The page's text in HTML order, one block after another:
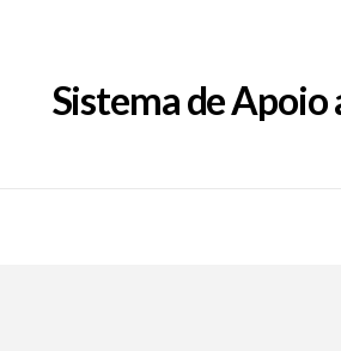
Sistema de Apoio